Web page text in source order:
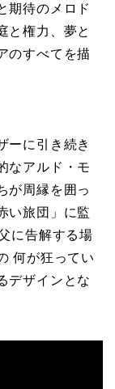
期待のメロド
と権力、夢と
のすべてを描
ーに引き続き
なアルド・モ
が周縁を囲っ
い旅団」に監
に告解する場
何が狂ってい
デザインとな